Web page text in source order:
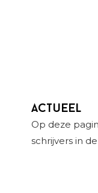
Actueel
Op deze
schrijvers in